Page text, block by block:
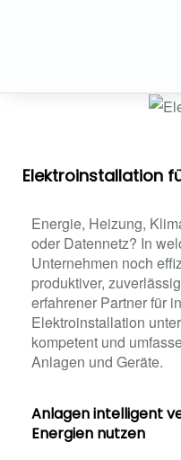
Elektroinstallation
Energie, Heizung,
oder Datennetz? In
Unternehmen noch
produktiver,
erfahrener Partner für
Elektroinstallation
kompetent und
Anlagen und Geräte.
Anlagen intelligent
Energien nutzen